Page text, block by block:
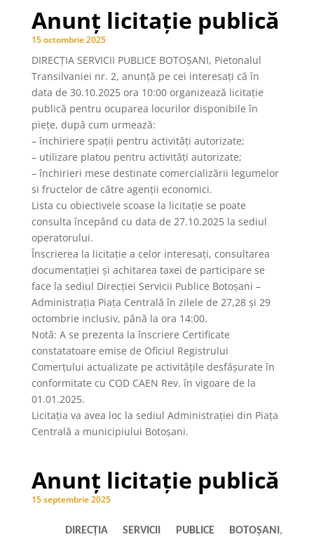
Anunț licitație publică
15 octombrie 2025
DIRECȚIA SERVICII PUBLICE BOTOȘANI, Pietonalul
Transilvaniei nr. 2, anunţă pe cei interesaţi că în
data de 30.10.2025 ora 10:00 organizează licitaţie
publică pentru ocuparea locurilor disponibile în
piețe, după cum urmează:
– închiriere spații pentru activități autorizate;
– utilizare platou pentru activități autorizate;
– închirieri mese destinate comercializării legumelor
si fructelor de către agenții economici.
Lista cu obiectivele scoase la licitaţie se poate
consulta începând cu data de 27.10.2025 la sediul
operatorului.
Înscrierea la licitaţie a celor interesaţi, consultarea
documentaţiei şi achitarea taxei de participare se
face la sediul Direcției Servicii Publice Botoşani –
Administrația Piața Centrală în zilele de 27,28 și 29
octombrie inclusiv, până la ora 14:00.
Notă: A se prezenta la înscriere Certificate
constatatoare emise de Oficiul Registrului
Comerțului actualizate pe activitățile desfășurate în
conformitate cu COD CAEN Rev. în vigoare de la
01.01.2025.
Licitaţia va avea loc la sediul Administrației din Piața
Centrală a municipiului Botoșani.
Anunț licitație publică
15 septembrie 2025
DIRECȚIA SERVICII PUBLICE BOTOȘANI ,